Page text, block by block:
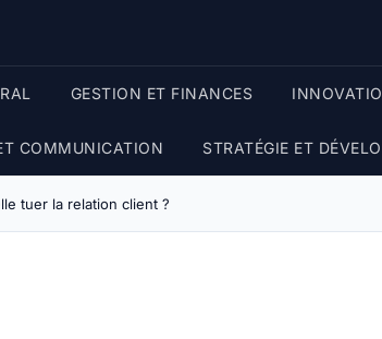
GESTION ET FINANCES
COMMUNICATION STRATÉGIE ET
tuer la relation client ?